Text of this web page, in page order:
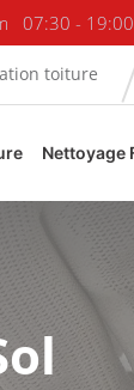
07:30 - 19:00
toiture
Nettoyage